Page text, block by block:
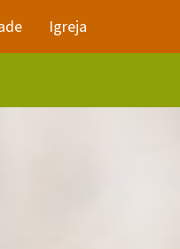
Igreja